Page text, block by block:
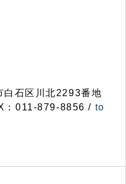
石区川北2293番地
：011-879-8856 / to